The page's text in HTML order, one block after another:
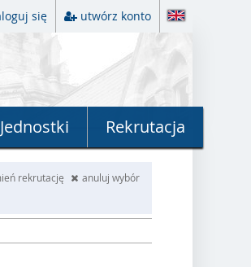
się utwórz konto
Jednostki Rekrutacja
rekrutację
anuluj wybór